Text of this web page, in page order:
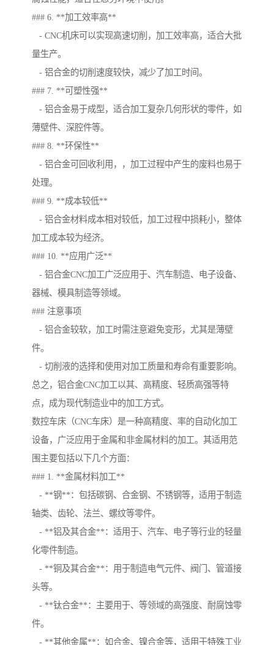
### 6. **加工效率高**
- CNC机床可以实现高速切削，加工效率高，适合大批
量生产。
- 铝合金的切削速度较快，减少了加工时间。
### 7. **可塑性强**
- 铝合金易于成型，适合加工复杂几何形状的零件，如
薄壁件、深腔件等。
### 8. **环保性**
- 铝合金可回收利用，，加工过程中产生的废料也易于
处理。
### 9. **成本较低**
- 铝合金材料成本相对较低，加工过程中损耗小，整体
加工成本较为经济。
### 10. **应用广泛**
- 铝合金CNC加工广泛应用于、汽车制造、电子设备、
器械、模具制造等领域。
### 注意事项
- 铝合金较软，加工时需注意避免变形，尤其是薄壁
件。
- 切削液的选择和使用对加工质量和寿命有重要影响。
总之，铝合金CNC加工以其、高精度、轻质高强等特
点，成为现代制造业中的加工方式。
数控车床（CNC车床）是一种高精度、率的自动化加工
设备，广泛应用于金属和非金属材料的加工。其适用范
围主要包括以下几个方面：
### 1. **金属材料加工**
- **钢**：包括碳钢、合金钢、不锈钢等，适用于制造
轴类、齿轮、法兰、螺纹等零件。
- **铝及其合金**：适用于、汽车、电子等行业的轻量
化零件制造。
- **铜及其合金**：用于制造电气元件、阀门、管道接
头等。
- **钛合金**：主要用于、等领域的高强度、耐腐蚀零
件。
- **其他金属**：如合金、镍合金等，适用于特殊工业